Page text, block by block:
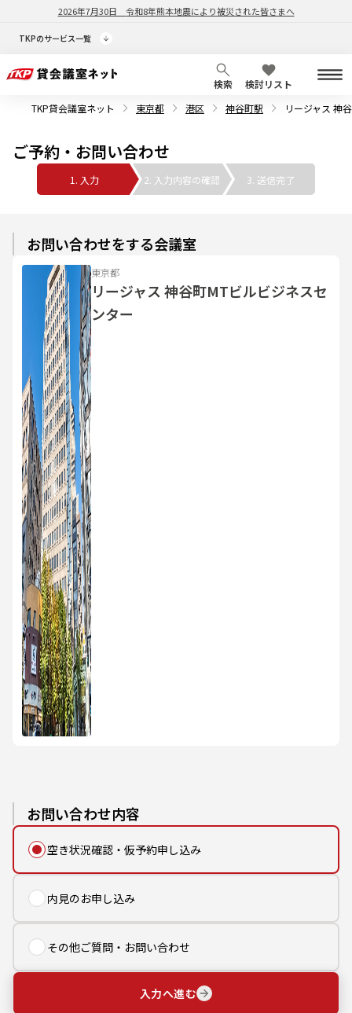
2026年7月30日 令和8年熊本地震により被災された皆さまへ
TKPのサービス一覧
検索
検討リスト
TKP貸会議室ネット
東京都 港区 神谷町駅 リージャス 神
ご予約・お問い合わせ
1. 入力 2. 入力内容の確認 3. 送信完了
お問い合わせをする会議室
東京都
リージャス 神谷町MTビルビジネスセ
ンター
お問い合わせ内容
空き状況確認・仮予約申し込み
内見のお申し込み
その他ご質問・お問い合わせ
入力へ進む